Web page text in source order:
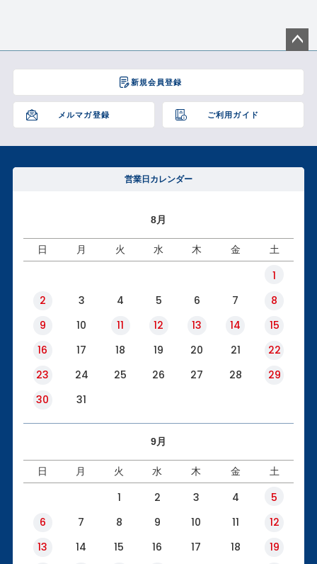
新規会員登録
メルマガ登録 ご利用ガイド
ジト
へ
営業日カレンダー
8月
日 月 火 水 木 金 土
1
2
3 4 5 6 7
8
9
10 11 12 13 14
15
16
17 18 19 20 21
22
23
24 25 26 27 28
29
30
31
9月
日 月 火 水 木 金 土
1 2 3 4
5
6
7 8 9 10 11
12
13
14 15 16 17 18 19